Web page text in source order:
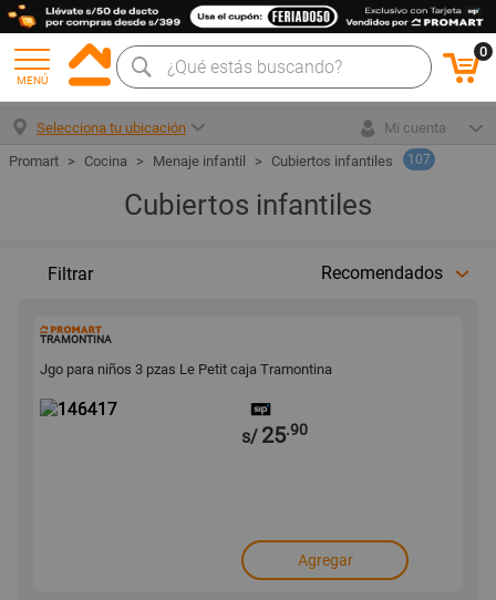
MENÚ
0
Selecciona tu ubicación
Mi cuenta
Cocina
Menaje infantil Cubiertos infantiles 107
Cubiertos infantiles
Filtrar Recomendados
TRAMONTINA
Jgo para niños 3 pzas Le Petit caja Tramontina
s/ 25.90
Agregar